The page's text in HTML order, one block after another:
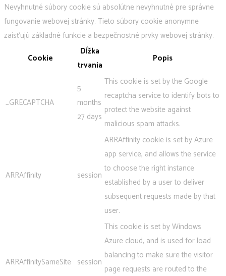
Nevyhnutné súbory cookie sú absolútne nevyhnutné pre správne
fungovanie webovej stránky. Tieto súbory cookie anonymne
zaisťujú základné funkcie a bezpečnostné prvky webovej stránky.
Cookie
Dĺžka
trvania
Popis
_GRECAPTCHA
5
months
27 days
This cookie is set by the Google
recaptcha service to identify bots to
protect the website against
malicious spam attacks.
ARRAffinity session
ARRAffinity cookie is set by Azure
app service, and allows the service
to choose the right instance
established by a user to deliver
subsequent requests made by that
user.
ARRAffinitySameSite session
This cookie is set by Windows
Azure cloud, and is used for load
balancing to make sure the visitor
page requests are routed to the